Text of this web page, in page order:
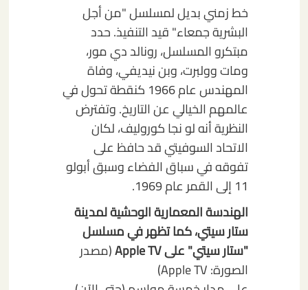
خط زمني بديل لمسلسل "من أجل
البشرية جمعاء" قيد التنفيذ. حدد
مبتكرو المسلسل، رونالد دي مور،
ومات وولبرت، وبن نيديفي، وفاة
المهندس عام 1966 كنقطة تحول في
عالمهم الخيالي عن التاريخ. وتفترض
النظرية أنه لو نجا كوروليف، لكان
الاتحاد السوفيتي قد حافظ على
تفوقه في سباق الفضاء وسبق أبولو
11 إلى القمر عام 1969.
الهندسة المعمارية الوحشية لمدينة
ستار سيتي، كما تظهر في مسلسل
"ستار سيتي" على Apple TV
(مصدر
الصورة: Apple TV)